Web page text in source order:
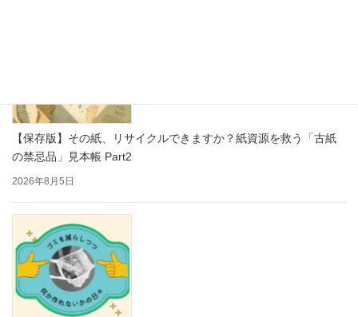
【保存版】その紙、リサイクルできますか？紙資源を救う「古紙
の禁忌品」見本帳 Part2
2026年8月5日